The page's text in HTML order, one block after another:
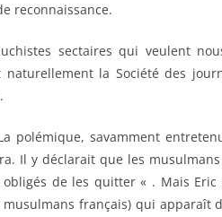
reconnaissance.
sectaires qui veulent
la Société des
polémique, savamment
Il y déclarait que les
de les quitter « . Mais Eric
français) qui apparaît